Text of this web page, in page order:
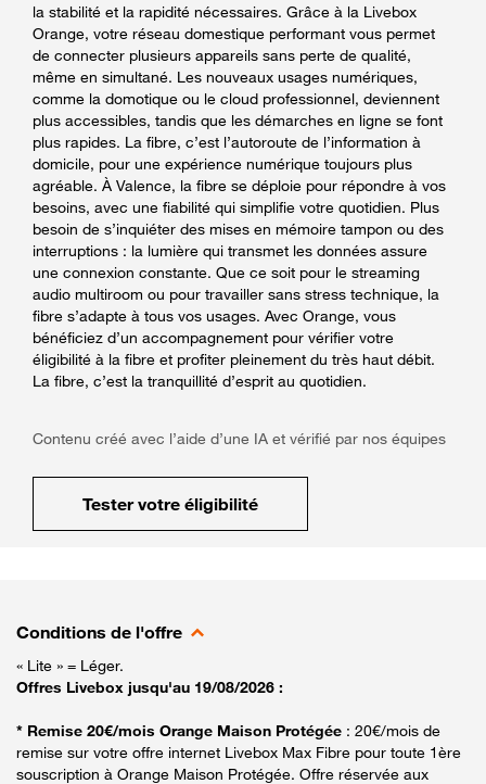
la stabilité et la rapidité nécessaires. Grâce à la Livebox
Orange, votre réseau domestique performant vous permet
de connecter plusieurs appareils sans perte de qualité,
même en simultané. Les nouveaux usages numériques,
comme la domotique ou le cloud professionnel, deviennent
plus accessibles, tandis que les démarches en ligne se font
plus rapides. La fibre, c’est l’autoroute de l’information à
domicile, pour une expérience numérique toujours plus
agréable. À Valence, la fibre se déploie pour répondre à vos
besoins, avec une fiabilité qui simplifie votre quotidien. Plus
besoin de s’inquiéter des mises en mémoire tampon ou des
interruptions : la lumière qui transmet les données assure
une connexion constante. Que ce soit pour le streaming
audio multiroom ou pour travailler sans stress technique, la
fibre s’adapte à tous vos usages. Avec Orange, vous
bénéficiez d’un accompagnement pour vérifier votre
éligibilité à la fibre et profiter pleinement du très haut débit.
La fibre, c’est la tranquillité d’esprit au quotidien.
Contenu créé avec l’aide d’une IA et vérifié par nos équipes
Tester votre éligibilité
Conditions de l'offre
« Lite » = Léger.
Offres Livebox jusqu'au 19/08/2026 :
* Remise 20€/mois Orange Maison Protégée : 20€/mois de
remise sur votre offre internet Livebox Max Fibre pour toute 1ère
souscription à Orange Maison Protégée. Offre réservée aux